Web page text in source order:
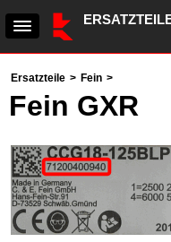
Ersatzteile > Fein >
Fein GXR